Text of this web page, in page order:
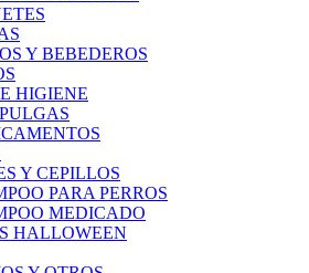
Y BEBEDEROS
HIGIENE
Y CEPILLOS
PARA PERROS
MEDICADO
HALLOWEEN